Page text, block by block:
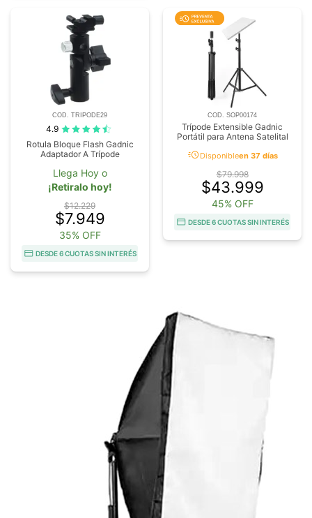
COD. TRIPODE29
4.9
Rotula Bloque Flash Gadnic
Adaptador A Trípode
Llega Hoy o
¡Retiralo hoy!
$12.229
$7.949
35% OFF
DESDE 6 CUOTAS SIN INTERÉS
COD. SOP00174
Trípode Extensible Gadnic
Portátil para Antena Satelital
acuteDisponibleen 37 días
$79.998
$43.999
45% OFF
DESDE 6 CUOTAS SIN INTERÉS